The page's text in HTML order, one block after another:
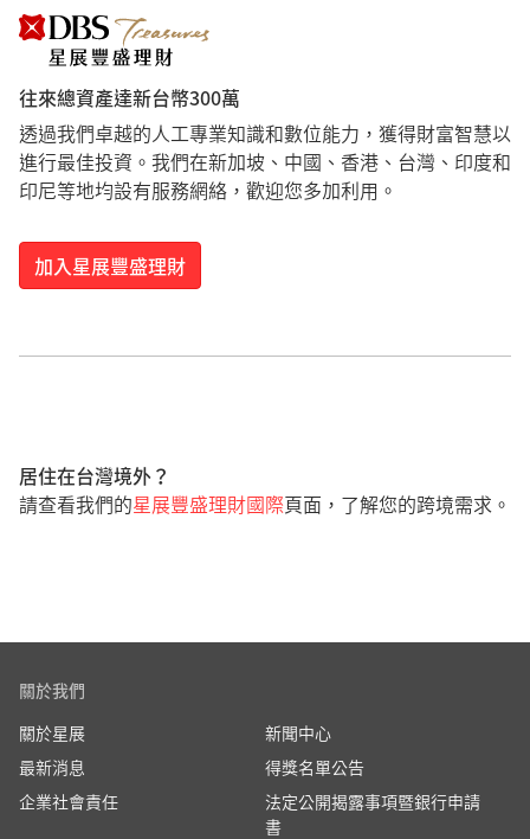
往來總資產達新台幣300萬
透過我們卓越的人工專業知識和數位能力，獲得財富智慧以
進行最佳投資。我們在新加坡、中國、香港、台灣、印度和
印尼等地均設有服務網絡，歡迎您多加利用。
加入星展豐盛理財
居住在台灣境外？
請查看我們的星展豐盛理財國際頁面，了解您的跨境需求。
關於我們
關於星展
新聞中心
最新消息
得獎名單公告
企業社會責任
法定公開揭露事項暨銀行申請
書